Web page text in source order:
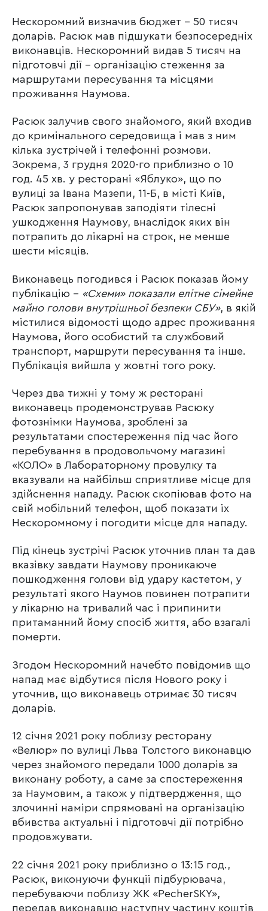
Нескоромний визначив бюджет – 50 тисяч
доларів. Расюк мав підшукати безпосередніх
виконавців. Нескоромний видав 5 тисяч на
підготовчі дії – організацію стеження за
маршрутами пересування та місцями
проживання Наумова.
Расюк залучив свого знайомого, який входив
до кримінального середовища і мав з ним
кілька зустрічей і телефонні розмови.
Зокрема, 3 грудня 2020-го приблизно о 10
год. 45 хв. у ресторані «Яблуко», що по
вулиці за Івана Мазепи, 11-Б, в місті Київ,
Расюк запропонував заподіяти тілесні
ушкодження Наумову, внаслідок яких він
потрапить до лікарні на строк, не менше
шести місяців.
Виконавець погодився і Расюк показав йому
публікацію – «Схеми» показали елітне сімейне
майно голови внутрішньої безпеки СБУ», в якій
містилися відомості щодо адрес проживання
Наумова, його особистий та службовий
транспорт, маршрути пересування та інше.
Публікація вийшла у жовтні того року.
Через два тижні у тому ж ресторані
виконавець продемонстрував Расюку
фотознімки Наумова, зроблені за
результатами спостереження під час його
перебування в продовольчому магазині
«КОЛО» в Лабораторному провулку та
вказували на найбільш сприятливе місце для
здійснення нападу. Расюк скопіював фото на
свій мобільний телефон, щоб показати їх
Нескоромному і погодити місце для нападу.
Під кінець зустрічі Расюк уточнив план та дав
вказівку завдати Наумову проникаюче
пошкодження голови від удару кастетом, у
результаті якого Наумов повинен потрапити
у лікарню на тривалий час і припинити
притаманний йому спосіб життя, або взагалі
померти.
Згодом Нескоромний начебто повідомив що
напад має відбутися після Нового року і
уточнив, що виконавець отримає 30 тисяч
доларів.
12 січня 2021 року поблизу ресторану
«Велюр» по вулиці Льва Толстого виконавцю
через знайомого передали 1000 доларів за
виконану роботу, а саме за спостереження
за Наумовим, а також у підтвердження, що
злочинні наміри спрямовані на організацію
вбивства актуальні і підготовчі дії потрібно
продовжувати.
22 січня 2021 року приблизно о 13:15 год.,
Расюк, виконуючи функції підбурювача,
перебуваючи поблизу ЖК «PecherSKY»,
передав виконавцю наступну частину коштів